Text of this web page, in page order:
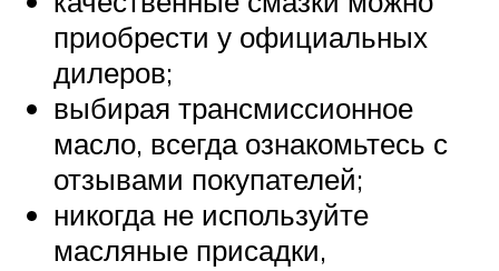
приобрести у официальных
дилеров;
выбирая трансмиссионное
масло, всегда ознакомьтесь с
отзывами покупателей;
никогда не используйте
масляные присадки,